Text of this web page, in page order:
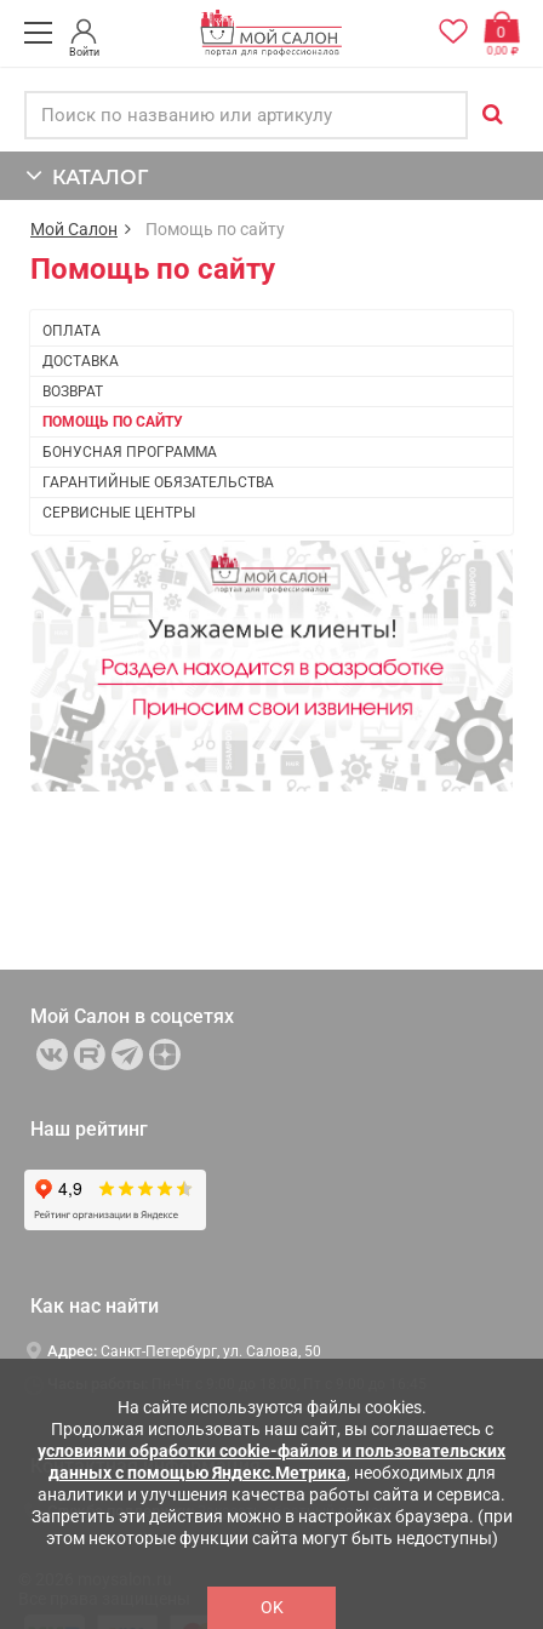
На сайте используются файлы cookies.
Продолжая использовать наш сайт, вы соглашаетесь с
условиями обработки cookie-файлов и пользовательских
данных с помощью Яндекс.Метрика, необходимых для
аналитики и улучшения качества работы сайта и сервиса.
Запретить эти действия можно в настройках браузера. (при
этом некоторые функции сайта могут быть недоступны)
OK
Войти
0
0,00
КАТАЛОГ
Мой Салон Помощь по сайту
Помощь по сайту
ОПЛАТА
ДОСТАВКА
ВОЗВРАТ
ПОМОЩЬ ПО САЙТУ
БОНУСНАЯ ПРОГРАММА
ГАРАНТИЙНЫЕ ОБЯЗАТЕЛЬСТВА
СЕРВИСНЫЕ ЦЕНТРЫ
Мой Салон в соцсетях
Наш рейтинг
Как нас найти
Адрес: Санкт-Петербург, ул. Салова, 50
Контактная информация
Служба поддержки: Заказать обратный звонок